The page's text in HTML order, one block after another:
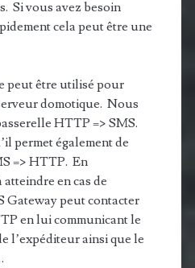
Si vous avez besoin
cela peut être une
peut être utilisé pour
domotique. Nous
HTTP => SMS.
permet également de
=> HTTP. En
en cas de
Gateway peut contacter
en lui communicant le
l’expéditeur ainsi que le